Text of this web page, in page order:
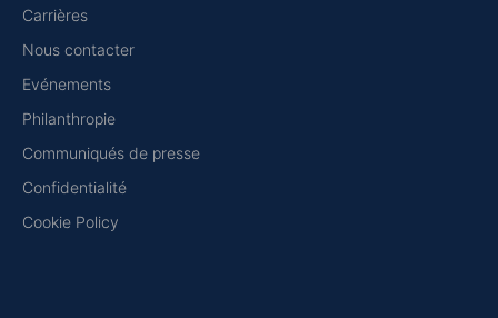
Carrières
Nous contacter
Evénements
Philanthropie
Communiqués de presse
Confidentialité
Cookie Policy